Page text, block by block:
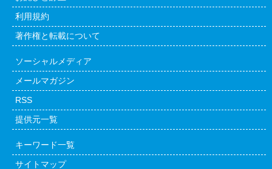
利用規約
著作権と転載について
ソーシャルメディア
メールマガジン
RSS
提供元一覧
キーワード一覧
サイトマップ